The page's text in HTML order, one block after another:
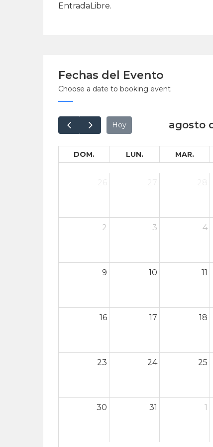
EntradaLibre.
Fechas del Evento
Choose a date to booking event
Hoy agosto
DOM. LUN. MAR.
2 3 4
9 10 11
16 17 18
23 24 25
30 31 1